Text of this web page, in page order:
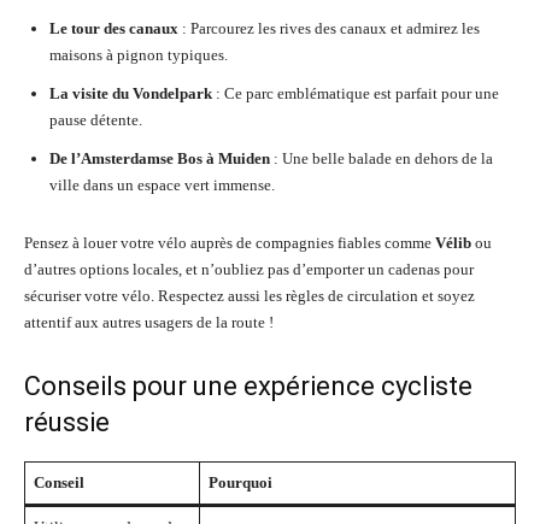
Le tour des canaux : Parcourez les rives des canaux et admirez les
maisons à pignon typiques.
La visite du Vondelpark : Ce parc emblématique est parfait pour une
pause détente.
De l’Amsterdamse Bos à Muiden : Une belle balade en dehors de la
ville dans un espace vert immense.
Pensez à louer votre vélo auprès de compagnies fiables comme Vélib ou
d’autres options locales, et n’oubliez pas d’emporter un cadenas pour
sécuriser votre vélo. Respectez aussi les règles de circulation et soyez
attentif aux autres usagers de la route !
Conseils pour une expérience cycliste
réussie
Conseil Pourquoi